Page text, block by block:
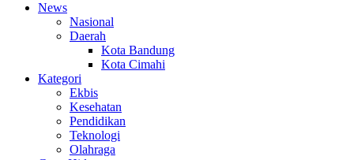
News
Nasional
Daerah
Kota Bandung
Kota Cimahi
Kategori
Ekbis
Kesehatan
Pendidikan
Teknologi
Olahraga